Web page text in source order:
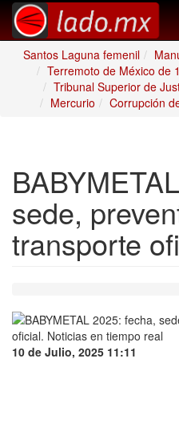
Santos Laguna femenil
Terremoto de México de
Tribunal Superior de
Mercurio
Corrupción
sede,
transporte
10 de Julio, 2025 11:11